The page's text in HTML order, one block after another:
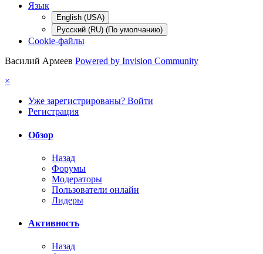
Язык
English (USA)
Русский (RU) (По умолчанию)
Cookie-файлы
Василий Армеев Powered by Invision Community
×
Уже зарегистрированы? Войти
Регистрация
Обзор
Назад
Форумы
Модераторы
Пользователи онлайн
Лидеры
Активность
Назад